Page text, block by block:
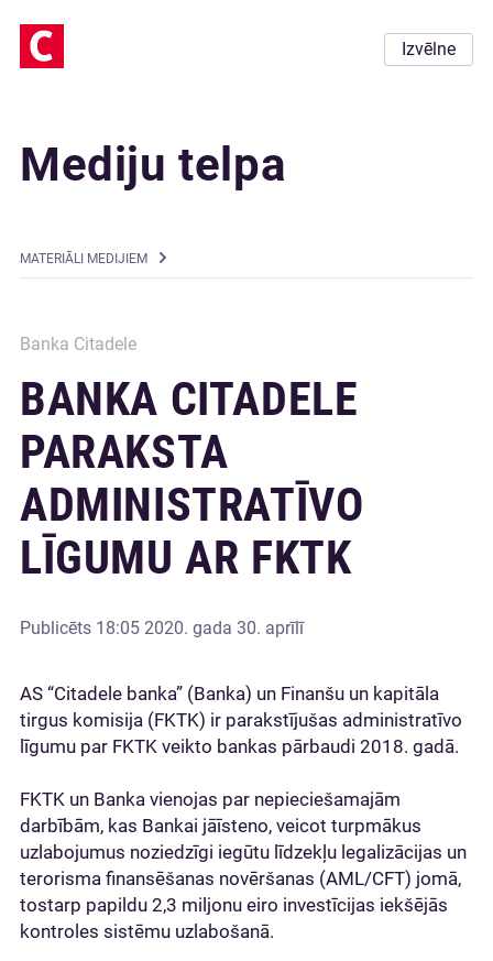
Izvēlne
Mediju telpa
MATERIĀLI MEDIJIEM
Banka Citadele
BANKA CITADELE
PARAKSTA
ADMINISTRATĪVO
LĪGUMU AR FKTK
Publicēts 18:05 2020. gada 30. aprīlī
AS “Citadele banka” (Banka) un Finanšu un kapitāla
tirgus komisija (FKTK) ir parakstījušas administratīvo
līgumu par FKTK veikto bankas pārbaudi 2018. gadā.
FKTK un Banka vienojas par nepieciešamajām
darbībām, kas Bankai jāīsteno, veicot turpmākus
uzlabojumus noziedzīgi iegūtu līdzekļu legalizācijas un
terorisma finansēšanas novēršanas (AML/CFT) jomā,
tostarp papildu 2,3 miljonu eiro investīcijas iekšējās
kontroles sistēmu uzlabošanā.